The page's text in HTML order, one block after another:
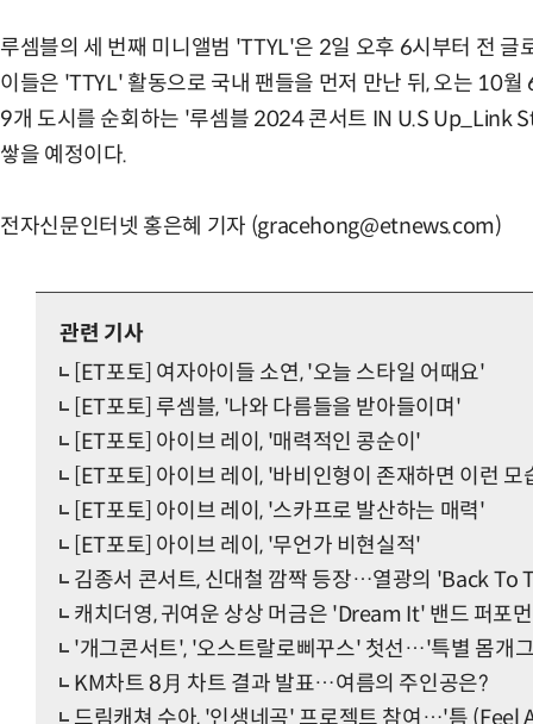
루셈블의 세 번째 미니앨범 'TTYL'은 2일 오후 6시부터 전 글
이들은 'TTYL' 활동으로 국내 팬들을 먼저 만난 뒤, 오는 10
9개 도시를 순회하는 '루셈블 2024 콘서트 IN U.S Up_Link
쌓을 예정이다.
전자신문인터넷 홍은혜 기자 (gracehong@etnews.com)
관련 기사
[ET포토] 여자아이들 소연, '오늘 스타일 어때요'
[ET포토] 루셈블, '나와 다름들을 받아들이며'
[ET포토] 아이브 레이, '매력적인 콩순이'
[ET포토] 아이브 레이, '바비인형이 존재하면 이런 모
[ET포토] 아이브 레이, '스카프로 발산하는 매력'
[ET포토] 아이브 레이, '무언가 비현실적'
김종서 콘서트, 신대철 깜짝 등장…열광의 'Back To
캐치더영, 귀여운 상상 머금은 'Dream It' 밴드 퍼포
'개그콘서트', '오스트랄로삐꾸스' 첫선…'특별 몸개
KM차트 8月 차트 결과 발표…여름의 주인공은?
드림캐쳐 수아, '인생네곡' 프로젝트 참여…'틈 (Feel